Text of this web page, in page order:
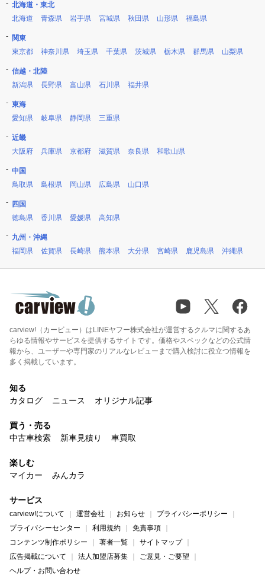
北海道・東北
北海道
青森県 岩手県 宮城県 秋田県 山形県 福島県
関東
東京都
神奈川県 埼玉県 千葉県 茨城県 栃木県 群馬県 山梨県
信越・北陸
新潟県
長野県 富山県 石川県 福井県
東海
愛知県
岐阜県 静岡県 三重県
近畿
大阪府
兵庫県 京都府 滋賀県 奈良県 和歌山県
中国
鳥取県
島根県 岡山県 広島県 山口県
四国
徳島県
香川県 愛媛県 高知県
九州・沖縄
福岡県
佐賀県 長崎県 熊本県 大分県 宮崎県 鹿児島県 沖縄県
carview!（カービュー）はLINEヤフー株式会社が運営するクルマに関するあ
らゆる情報やサービスを提供するサイトです。価格やスペックなどの公式情
報から、ユーザーや専門家のリアルなレビューまで購入検討に役立つ情報を
多く掲載しています。
知る
カタログ
ニュース オリジナル記事
買う・売る
中古車検索
新車見積り 車買取
楽しむ
マイカー
みんカラ
サービス
carview!について 運営会社 お知らせ
プライバシーポリシー
プライバシーセンター
利用規約
免責事項
コンテンツ制作ポリシー
著者一覧
サイトマップ
広告掲載について
法人加盟店募集
ご意見・ご要望
ヘルプ・お問い合わせ